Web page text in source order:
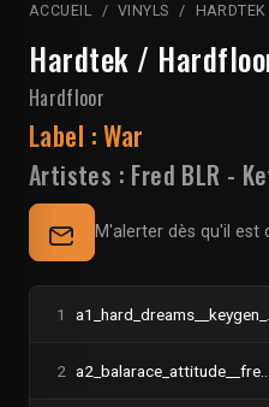
ACCUEIL VINYLS
Hardtek /
Hardfloor
Label :War
Artistes : Fred BLR -
M'alerter dès qu'il est
1
2 a2_balarace_attitude__fred_blr